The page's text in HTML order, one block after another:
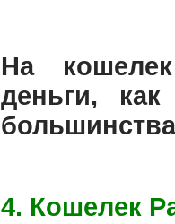
На
деньги,
4. Кошелек